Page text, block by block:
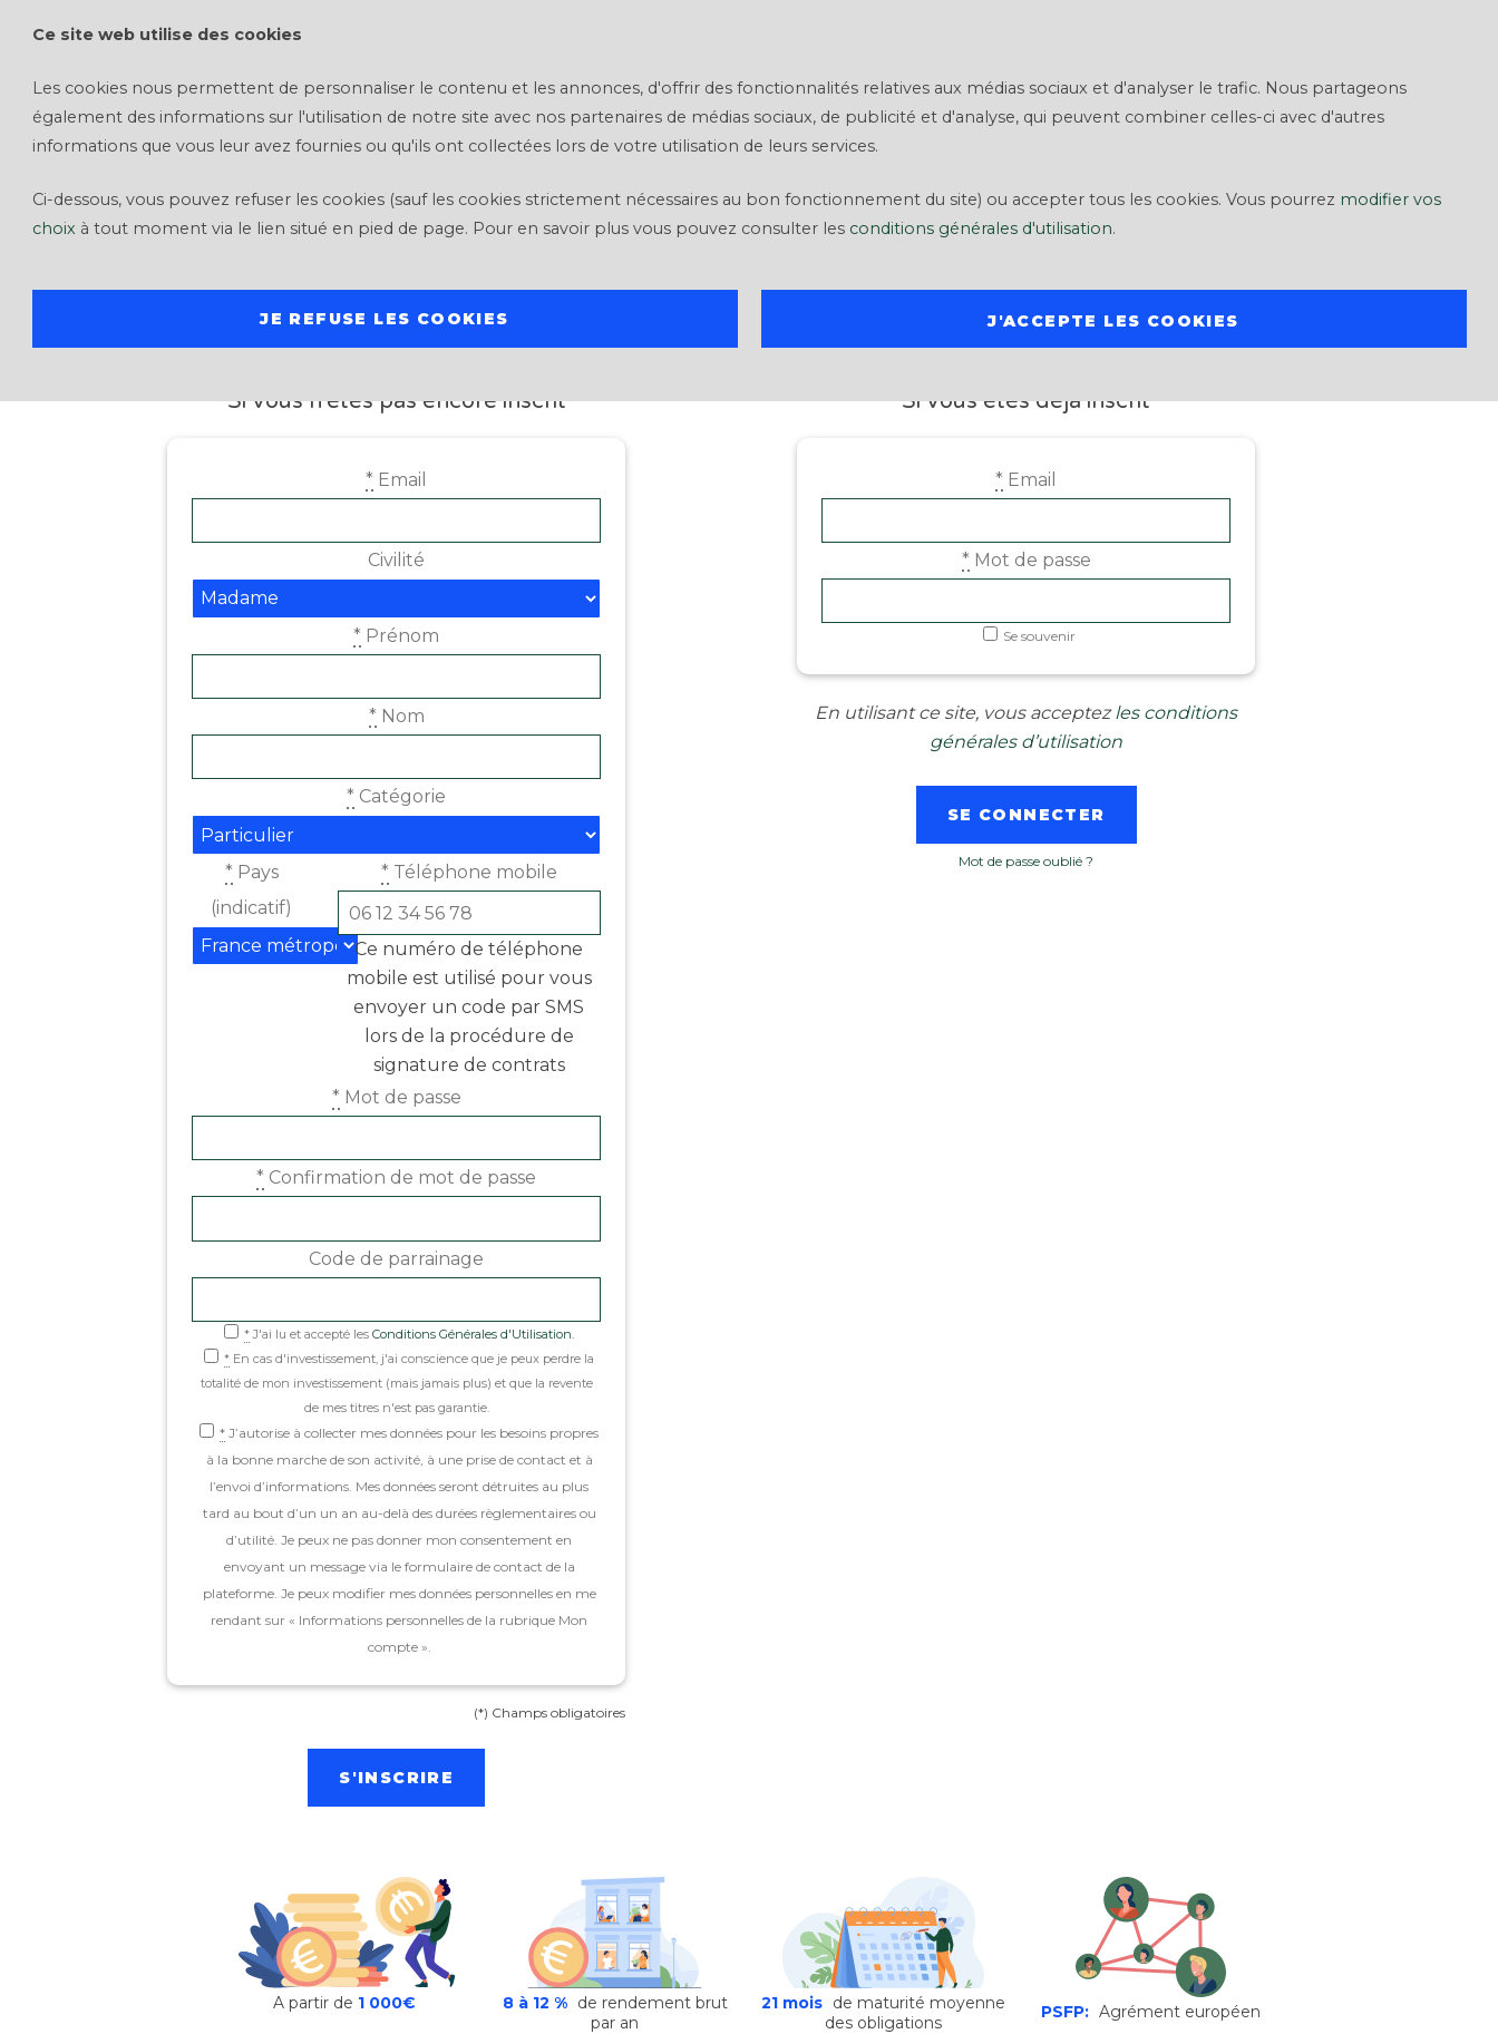
Ce site web utilise des cookies
Les cookies nous permettent de personnaliser le contenu et les annonces, d'offrir des fonctionnalités relatives aux médias sociaux et d'analyser le trafic. Nous partageons
également des informations sur l'utilisation de notre site avec nos partenaires de médias sociaux, de publicité et d'analyse, qui peuvent combiner celles-ci avec d'autres
informations que vous leur avez fournies ou qu'ils ont collectées lors de votre utilisation de leurs services.
Ci-dessous, vous pouvez refuser les cookies (sauf les cookies strictement nécessaires au bon fonctionnement du site) ou accepter tous les cookies. Vous pourrez modifier vos
choix à tout moment via le lien situé en pied de page. Pour en savoir plus vous pouvez consulter les conditions générales d'utilisation.
JE REFUSE LES COOKIES J'ACCEPTE LES COOKIES
INSCRIPTION
Si vous n'êtes pas encore inscrit
* Email
Civilité
* Prénom
* Nom
* Catégorie
* Pays
(indicatif)
* Téléphone mobile
Ce numéro de téléphone
mobile est utilisé pour vous
envoyer un code par SMS
lors de la procédure de
signature de contrats
* Mot de passe
* Confirmation de mot de passe
Code de parrainage
*J'ai lu et accepté lesConditions Générales d'Utilisation.
* En cas d'investissement, j'ai conscience que je peux perdre la
totalité de mon investissement (mais jamais plus) et que la revente
de mes titres n'est pas garantie.
* J’autorise à collecter mes données pour les besoins propres
à la bonne marche de son activité, à une prise de contact et à
l’envoi d’informations. Mes données seront détruites au plus
tard au bout d’un un an au-delà des durées règlementaires ou
d’utilité. Je peux ne pas donner mon consentement en
envoyant un message via le formulaire de contact de la
plateforme. Je peux modifier mes données personnelles en me
rendant sur « Informations personnelles de la rubrique Mon
compte ».
(*) Champs obligatoires
CONNEXION
Si vous êtes déjà inscrit
* Email
* Mot de passe
Se souvenir
En utilisant ce site, vous acceptezles conditions
générales d’utilisation
Mot de passe oublié ?
A partir de 1 000€ 8 à 12 % de rendement brut
par an
21 mois de maturité moyenne
des obligations
PSFP: Agrément européen